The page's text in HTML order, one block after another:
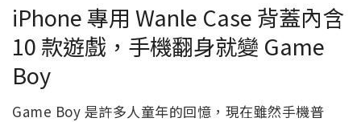
iPhone 專用 Wanle Case 背蓋內含
10 款遊戲，手機翻身就變 Game
Boy
Game Boy 是許多人童年的回憶，現在雖然手機普